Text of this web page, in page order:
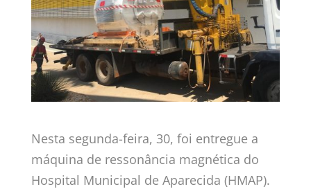
Nesta segunda-feira, 30, foi entregue a
máquina de ressonância magnética do
Hospital Municipal de Aparecida (HMAP).